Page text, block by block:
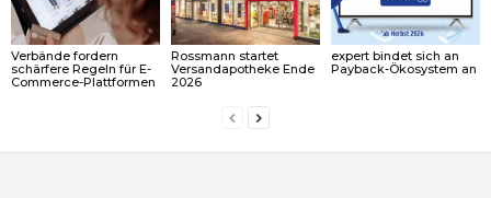
Verbände fordern
schärfere Regeln für E-
Commerce-Plattformen
Rossmann startet
Versandapotheke Ende
2026
expert bindet sich an
Payback-Ökosystem an